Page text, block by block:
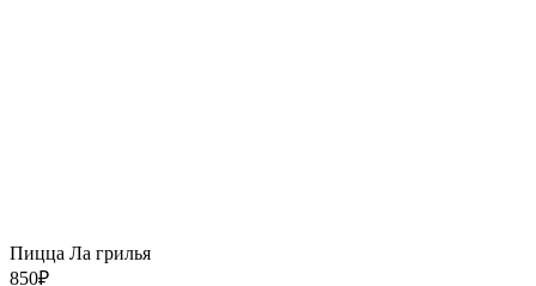
Пицца Ла грилья
850₽